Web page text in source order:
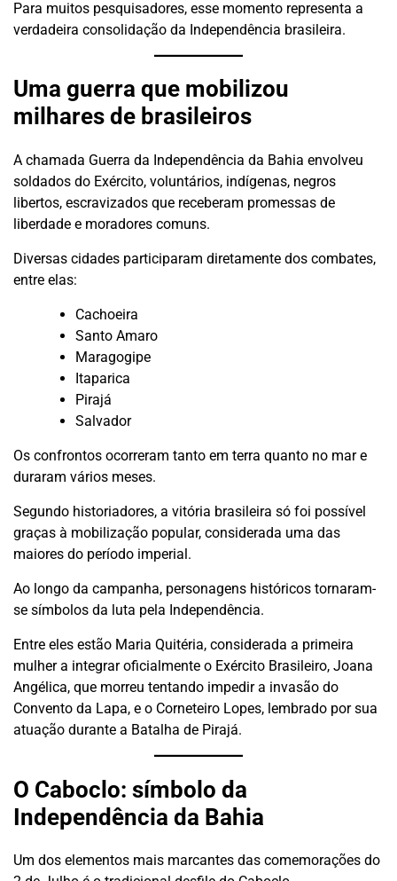
Para muitos pesquisadores, esse momento representa a
verdadeira consolidação da Independência brasileira.
Uma guerra que mobilizou
milhares de brasileiros
A chamada Guerra da Independência da Bahia envolveu
soldados do Exército, voluntários, indígenas, negros
libertos, escravizados que receberam promessas de
liberdade e moradores comuns.
Diversas cidades participaram diretamente dos combates,
entre elas:
Cachoeira
Santo Amaro
Maragogipe
Itaparica
Pirajá
Salvador
Os confrontos ocorreram tanto em terra quanto no mar e
duraram vários meses.
Segundo historiadores, a vitória brasileira só foi possível
graças à mobilização popular, considerada uma das
maiores do período imperial.
Ao longo da campanha, personagens históricos tornaram-
se símbolos da luta pela Independência.
Entre eles estão Maria Quitéria, considerada a primeira
mulher a integrar oficialmente o Exército Brasileiro, Joana
Angélica, que morreu tentando impedir a invasão do
Convento da Lapa, e o Corneteiro Lopes, lembrado por sua
atuação durante a Batalha de Pirajá.
O Caboclo: símbolo da
Independência da Bahia
Um dos elementos mais marcantes das comemorações do